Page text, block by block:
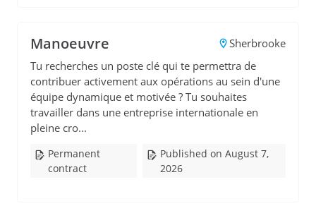
Manoeuvre
Sherbrooke
Tu recherches un poste clé qui te permettra de
contribuer activement aux opérations au sein d'une
équipe dynamique et motivée ? Tu souhaites
travailler dans une entreprise internationale en
pleine cro...
Permanent
contract
Published on August 7,
2026